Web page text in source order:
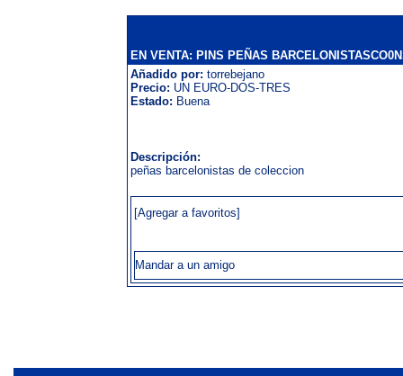
EN VENTA: PINS PEÑAS
Añadido por: torrebejano
Precio: UN EURO-DOS-TRES
Estado: Buena
Descripción:
peñas barcelonistas de coleccion
[Agregar a favoritos]
Mandar a un amigo